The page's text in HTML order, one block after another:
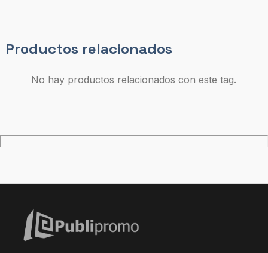
Productos relacionados
No hay productos relacionados con este tag.